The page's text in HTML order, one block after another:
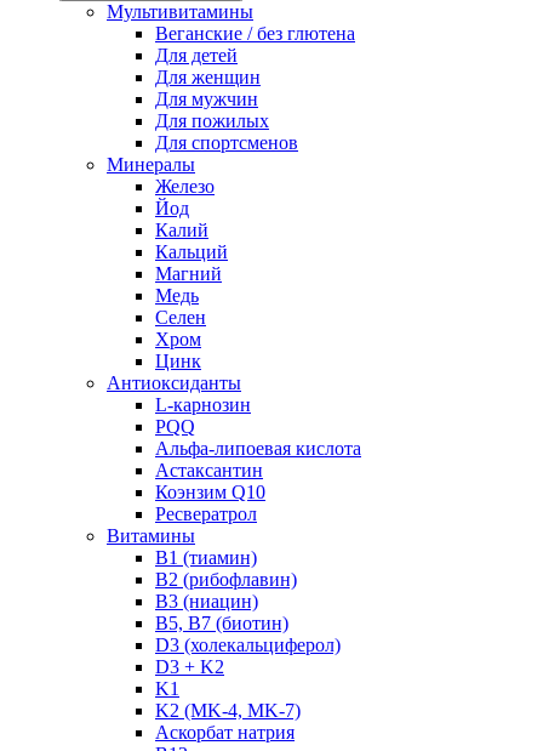
Мультивитамины
Веганские / без глютена
Для детей
Для женщин
Для мужчин
Для пожилых
Для спортсменов
Минералы
Железо
Йод
Калий
Кальций
Магний
Медь
Селен
Хром
Цинк
Антиоксиданты
L-карнозин
PQQ
Альфа-липоевая кислота
Астаксантин
Коэнзим Q10
Ресвератрол
Витамины
B1 (тиамин)
B2 (рибофлавин)
B3 (ниацин)
B5, B7 (биотин)
D3 (холекальциферол)
D3 + K2
K1
K2 (MK-4, MK-7)
Аскорбат натрия